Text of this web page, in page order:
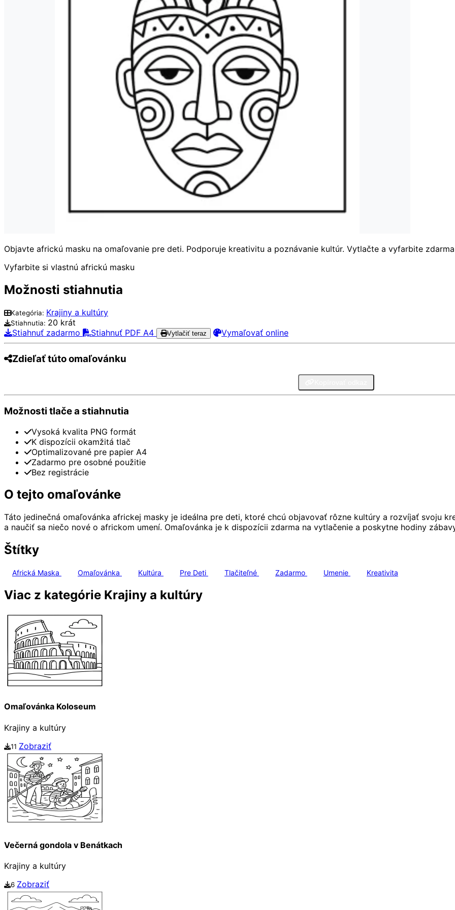
Objavte africkú masku na omaľovanie pre deti. Podporuje kreativitu a poznávanie kultúr. Vytlačte a vyfarbite
Vyfarbite si vlastnú africkú masku
Možnosti stiahnutia
Kategória: Krajiny a kultúry
Stiahnutia: 20 krát
Stiahnuť zadarmo
Stiahnuť PDF A4 Vytlačiť teraz Vymaľovať online
Zdieľať túto omaľovánku
Možnosti tlače a stiahnutia
Vysoká kvalita PNG formát
K dispozícii okamžitá tlač
Optimalizované pre papier A4
Zadarmo pre osobné použitie
Bez registrácie
O tejto omaľovánke
Táto jedinečná omaľovánka africkej masky je ideálna pre deti, ktoré chcú objavovať rôzne kultúry a rozvíjať svoju
a naučiť sa niečo nové o africkom umení. Omaľovánka je k dispozícii zdarma na vytlačenie a poskytne hodiny
Štítky
Africká Maska Omaľovánka Kultúra Pre Deti Tlačiteľné Zadarmo Umenie Kreativita
Viac z kategórie Krajiny a kultúry
Omaľovánka Koloseum
Krajiny a kultúry
11 Zobraziť
Večerná gondola v Benátkach
Krajiny a kultúry
6 Zobraziť